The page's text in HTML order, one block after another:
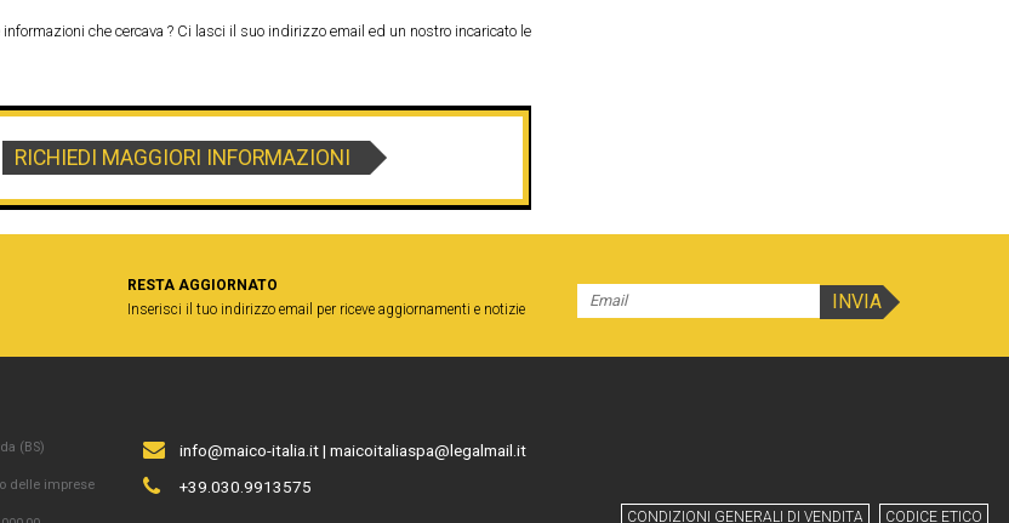
informazioni che cercava ? Ci lasci il suo indirizzo email ed un nostro incaricato le
RICHIEDI MAGGIORI INFORMAZIONI
RESTA AGGIORNATO
Inserisci il tuo indirizzo email per riceve aggiornamenti e notizie
(BS)
delle imprese
info@maico-italia.it|maicoitaliaspa@legalmail.it
+39.030.9913575
CONDIZIONI GENERALI DI VENDITA CODICE ETICO